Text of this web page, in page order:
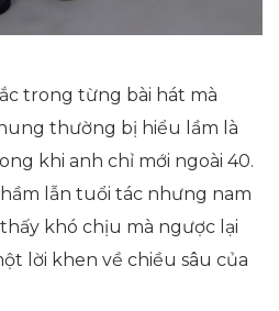
trong từng bài hát mà
thường bị hiểu lầm là
khi anh chỉ mới ngoài 40.
lẫn tuổi tác nhưng nam
khó chịu mà ngược lại
lời khen về chiều sâu của